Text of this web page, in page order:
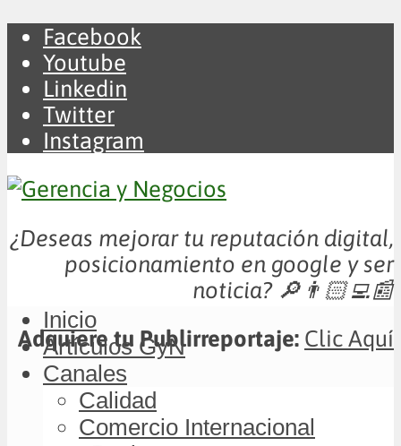
Facebook
Youtube
Linkedin
Twitter
Instagram
¿Deseas mejorar tu reputación digital,
posicionamiento en google y ser
noticia? 🔎👨🏻‍💻📰
Adquiere tu Publirreportaje: Clic Aquí
Inicio
Artículos GyN
Canales
Calidad
Comercio Internacional